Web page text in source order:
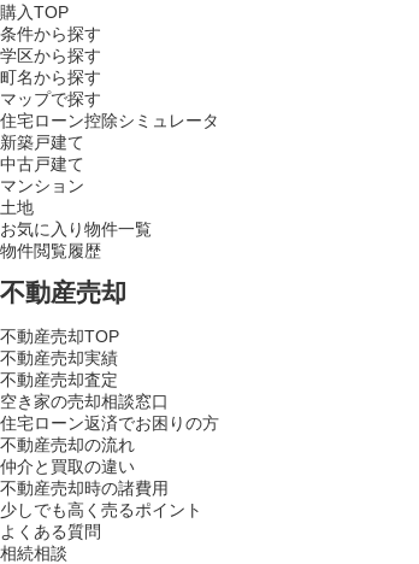
購入TOP
条件から探す
学区から探す
町名から探す
マップで探す
住宅ローン控除シミュレータ
新築戸建て
中古戸建て
マンション
土地
お気に入り物件一覧
物件閲覧履歴
不動産売却
不動産売却TOP
不動産売却実績
不動産売却査定
空き家の売却相談窓口
住宅ローン返済でお困りの方
不動産売却の流れ
仲介と買取の違い
不動産売却時の諸費用
少しでも高く売るポイント
よくある質問
相続相談